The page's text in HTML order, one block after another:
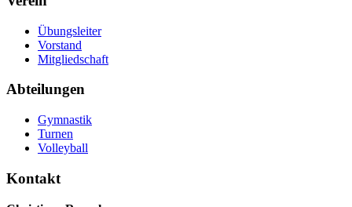
Übungsleiter
Vorstand
Mitgliedschaft
Abteilungen
Gymnastik
Turnen
Volleyball
Kontakt